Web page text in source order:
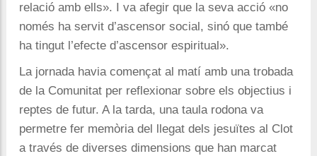
relació amb ells». I va afegir que la seva acció «no
només ha servit d’ascensor social, sinó que també
ha tingut l’efecte d’ascensor espiritual».
La jornada havia començat al matí amb una trobada
de la Comunitat per reflexionar sobre els objectius i
reptes de futur. A la tarda, una taula rodona va
permetre fer memòria del llegat dels jesuïtes al Clot
a través de diverses dimensions que han marcat